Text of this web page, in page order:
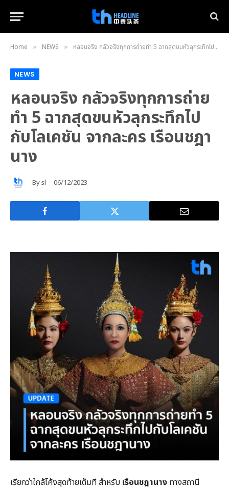
Home » NEWS » หลอนจริง กลัวจริงทุกการถ่ายทำ 5 ฉากสุดขนหัวลุกระทึกไปกับโลเคชัน จากละคร เรือนชฎานาง
NEWS
หลอนจริง กลัวจริงทุกการถ่าย
ทำ 5 ฉากสุดขนหัวลุกระทึกไป
กับโลเคชัน จากละคร เรือนชฎา
นาง
Bysl 06/12/2023
เรียกว่าใกล้โค้งสุดท้ายเต็มที สำหรับ เรือนชฎานาง ทางสถานี